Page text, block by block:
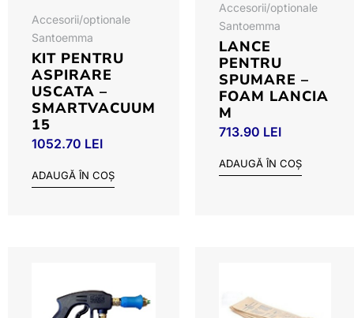
Accesorii/optionale
Santoemma
KIT PENTRU
ASPIRARE
USCATA –
SMARTVACUUM
15
1052.70 LEI
ADAUGĂ ÎN COȘ
Accesorii/optionale
Santoemma
LANCE
PENTRU
SPUMARE –
FOAM LANCIA
M
713.90 LEI
ADAUGĂ ÎN COȘ